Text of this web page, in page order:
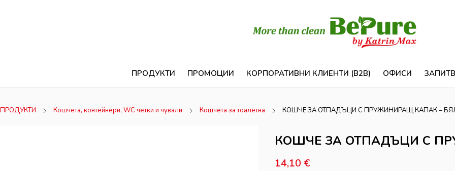
ПРОДУКТИ ПРОМОЦИИ КОРПОРАТИВНИ КЛИЕНТИ (B2B) ОФИСИ
ПРОДУКТИ Кошчета, контейнери, WC четки и чували Кошчета за тоалетна КОШЧЕ ЗА ОТПАДЪЦИ С ПРУЖИНИРАЩ КАПАК –
КОШЧЕ ЗА ОТПАДЪЦИ С
14,10 €